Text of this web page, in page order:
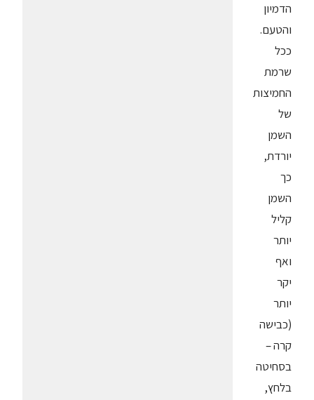
הדמיון
והטעם.
ככל
שרמת
החמיצות
של
השמן
יורדת,
כך
השמן
קליל
יותר
ואף
יקר
יותר
(כבישה
קרה –
בסחיטה
בלחץ,